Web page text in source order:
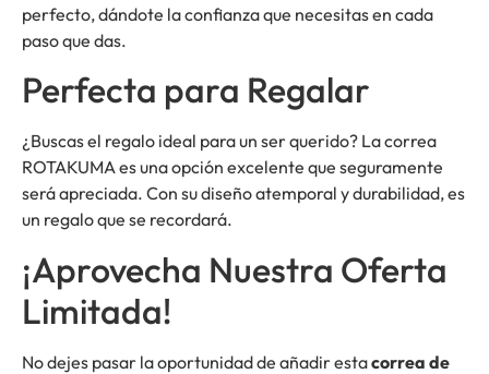
perfecto, dándote la confianza que necesitas en cada
paso que das.
Perfecta para Regalar
¿Buscas el regalo ideal para un ser querido? La correa
ROTAKUMA es una opción excelente que seguramente
será apreciada. Con su diseño atemporal y durabilidad, es
un regalo que se recordará.
¡Aprovecha Nuestra Oferta
Limitada!
No dejes pasar la oportunidad de añadir estacorrea de